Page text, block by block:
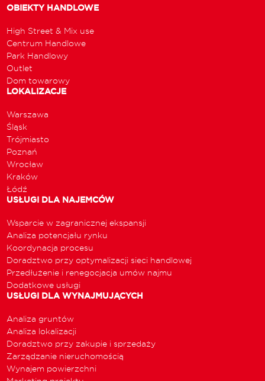
OBIEKTY HANDLOWE
High Street & Mix use
Centrum Handlowe
Park Handlowy
Outlet
Dom towarowy
LOKALIZACJE
Warszawa
Śląsk
Trójmiasto
Poznań
Wrocław
Kraków
Łódź
USŁUGI DLA NAJEMCÓW
Wsparcie w zagranicznej ekspansji
Analiza potencjału rynku
Koordynacja procesu
Doradztwo przy optymalizacji sieci handlowej
Przedłużenie i renegocjacja umów najmu
Dodatkowe usługi
USŁUGI DLA WYNAJMUJĄCYCH
Analiza gruntów
Analiza lokalizacji
Doradztwo przy zakupie i sprzedaży
Zarządzanie nieruchomością
Wynajem powierzchni